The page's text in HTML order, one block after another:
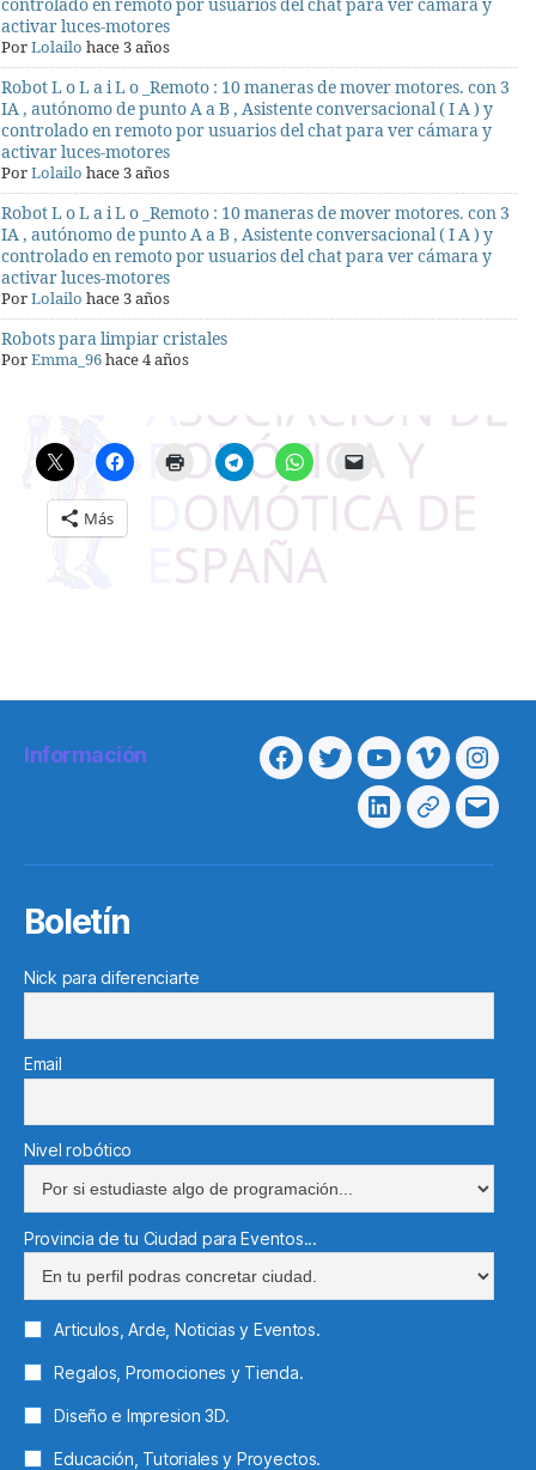
controlado en remoto por usuarios del chat para ver cámara y
activar luces-motores
PorLolailo hace 3 años
Robot L o L a i L o _Remoto : 10 maneras de mover motores. con 3
IA , autónomo de punto A a B , Asistente conversacional ( I A ) y
controlado en remoto por usuarios del chat para ver cámara y
activar luces-motores
PorLolailo hace 3 años
Robot L o L a i L o _Remoto : 10 maneras de mover motores. con 3
IA , autónomo de punto A a B , Asistente conversacional ( I A ) y
controlado en remoto por usuarios del chat para ver cámara y
activar luces-motores
PorLolailo hace 3 años
Robots para limpiar cristales
PorEmma_96hace 4 años
Más
Información
Facebook
TwitterYoutubeVimeo
LinkedinTelegram
Boletín
Nick para diferenciarte
Email
Nivel robótico
Provincia de tu Ciudad para Eventos...
Articulos, Arde, Noticias y Eventos.
Regalos, Promociones y Tienda.
Diseño e Impresion 3D.
Educación, Tutoriales y Proyectos.